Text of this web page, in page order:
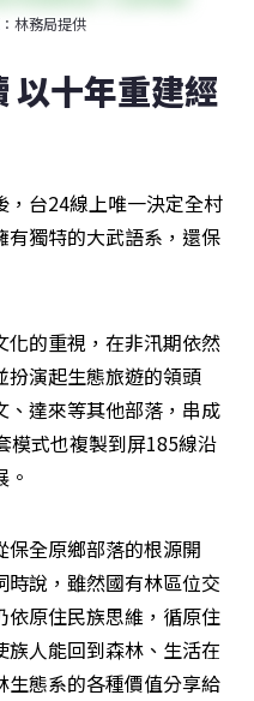
林務局提供
以十年重建經
台24線上唯一決定全村
有獨特的大武語系，還保
化的重視，在非汛期依然
扮演起生態旅遊的領頭
達來等其他部落，串成
模式也複製到屏185線沿
保全原鄉部落的根源開
說，雖然國有林區位交
依原住民族思維，循原住
人能回到森林、生活在
態系的各種價值分享給